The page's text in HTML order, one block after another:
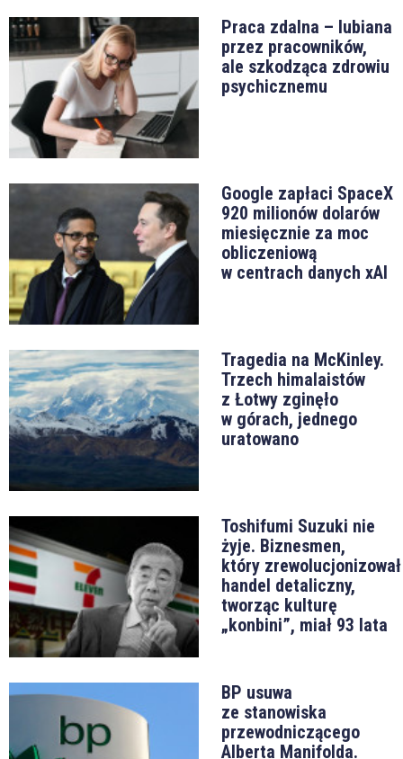
Praca zdalna – lubiana
przez pracowników,
ale szkodząca zdrowiu
psychicznemu
Google zapłaci SpaceX
920 milionów dolarów
miesięcznie za moc
obliczeniową
w centrach danych xAI
Tragedia na McKinley.
Trzech himalaistów
z Łotwy zginęło
w górach, jednego
uratowano
Toshifumi Suzuki nie
żyje. Biznesmen,
który zrewolucjonizował
handel detaliczny,
tworząc kulturę
„konbini”, miał 93 lata
BP usuwa
ze stanowiska
przewodniczącego
Alberta Manifolda.